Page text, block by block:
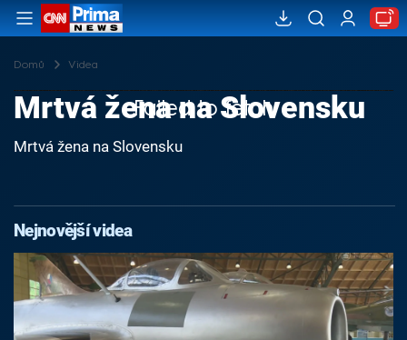
Domů Videa
Failed to fetch
Mrtvá žena na Slovensku
Mrtvá žena na Slovensku
Nejnovější videa